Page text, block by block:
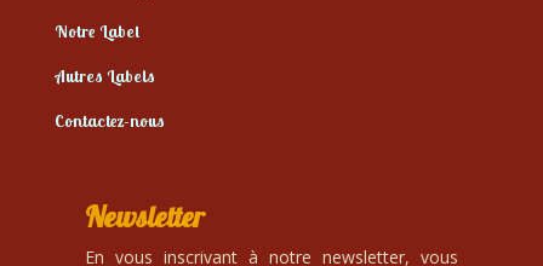
Notre Label
Autres Labels
Contactez-nous
Newsletter
En vous inscrivant à notre newsletter, vous